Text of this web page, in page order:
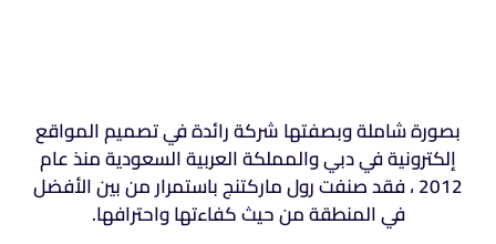
بصورة شاملة وبصفتها شركة رائدة في تصميم المواقع
إلكترونية في دبي والمملكة العربية السعودية منذ عام
2012 ، فقد صنفت رول ماركتنج باستمرار من بين الأفضل
في المنطقة من حيث كفاءتها واحترافها.